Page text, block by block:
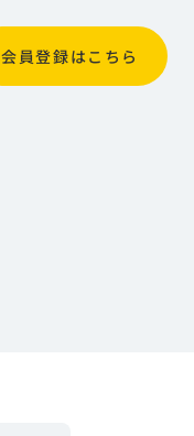
会員登録はこちら